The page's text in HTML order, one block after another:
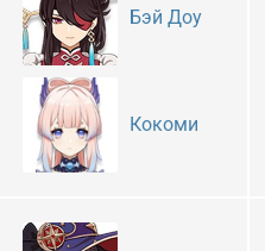
Бэй Доу
Кокоми